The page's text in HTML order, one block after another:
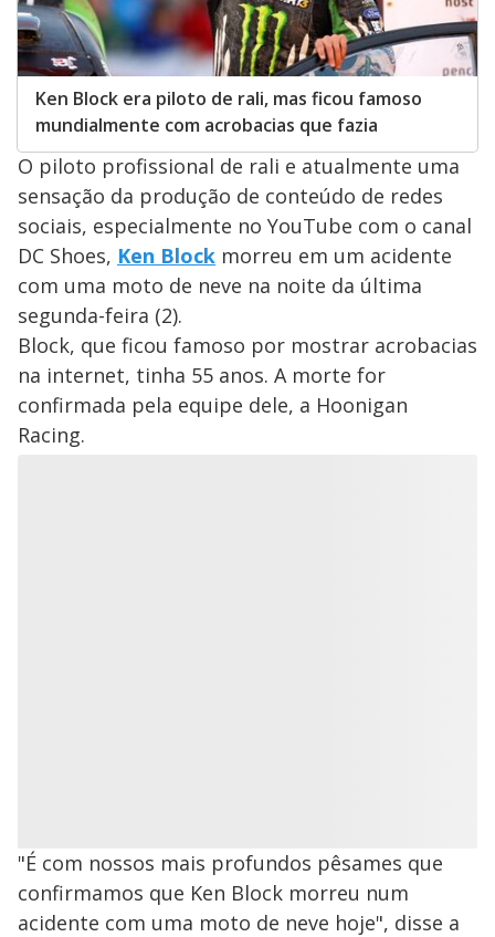
Ken Block era piloto de rali, mas ficou famoso
mundialmente com acrobacias que fazia
O piloto profissional de rali e atualmente uma
sensação da produção de conteúdo de redes
sociais, especialmente no YouTube com o canal
DC Shoes, Ken Block morreu em um acidente
com uma moto de neve na noite da última
segunda-feira (2).
Block, que ficou famoso por mostrar acrobacias
na internet, tinha 55 anos. A morte for
confirmada pela equipe dele, a Hoonigan
Racing.
"É com nossos mais profundos pêsames que
confirmamos que Ken Block morreu num
acidente com uma moto de neve hoje", disse a